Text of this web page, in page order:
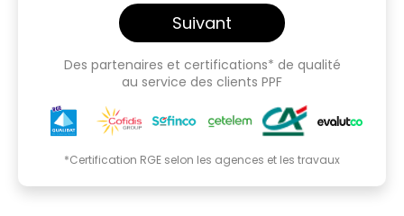
Suivant
Des partenaires et certifications* de qualité
au service des clients PPF
*Certification RGE selon les agences et les travaux